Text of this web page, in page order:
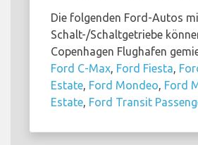
Die folgenden Ford-Autos
Schalt-/Schaltgetriebe
Copenhagen Flughafen
Ford C-Max Ford Fiesta
Estate Ford Mondeo Ford
Estate Ford Transit